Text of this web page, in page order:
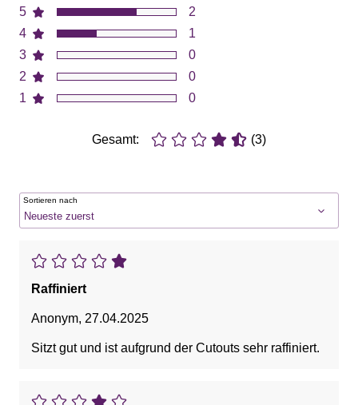
5
4
3
2
1
2
1
0
0
0
Gesamt: (3)
Sortieren nach
Raffiniert
Anonym, 27.04.2025
Sitzt gut und ist aufgrund der Cutouts sehr raffiniert.